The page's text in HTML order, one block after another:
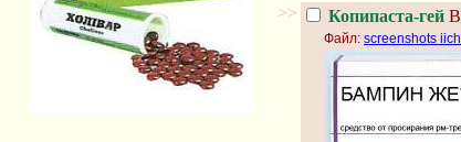
>> Копипаста-гей
Файл: screenshots